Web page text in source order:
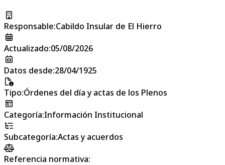
Responsable:Cabildo Insular de El Hierro
Actualizado:05/08/2026
Datos desde:28/04/1925
Tipo:Órdenes del día y actas de los Plenos
Categoría:Información Institucional
Subcategoría:Actas y acuerdos
Referencia normativa: